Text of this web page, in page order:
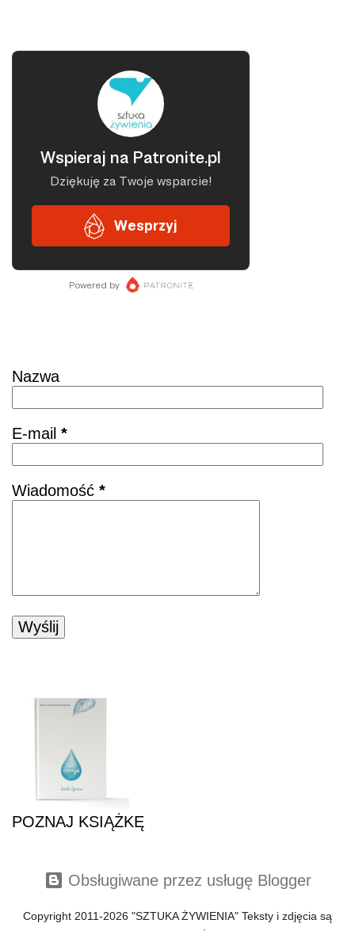
Nazwa
E-mail *
Wiadomość *
POZNAJ KSIĄŻKĘ
Obsługiwane przez usługę Blogger
Copyright 2011-2026 "SZTUKA ŻYWIENIA" Teksty i zdjęcia są